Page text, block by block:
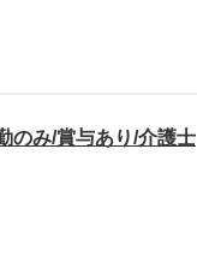
のみ/賞与あり/介護士